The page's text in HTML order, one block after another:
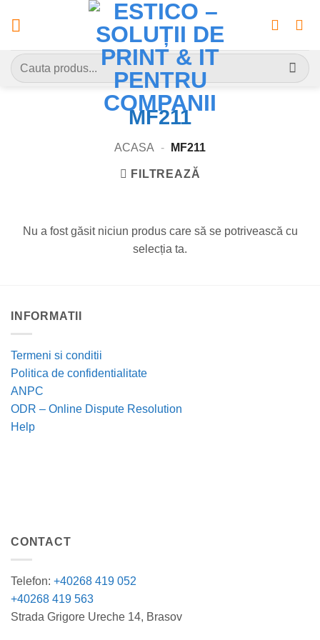
Caută
după:
MF211
ACASA - MF211
FILTREAZĂ
Nu a fost găsit niciun produs care să se potrivească cu
selecția ta.
INFORMATII
Termeni si conditii
Politica de confidentialitate
ANPC
ODR – Online Dispute Resolution
Help
CONTACT
Telefon: +40268 419 052
+40268 419 563
Strada Grigore Ureche 14, Brasov